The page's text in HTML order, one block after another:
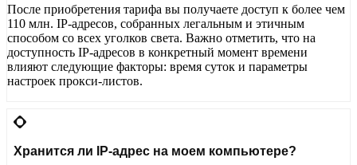
После приобретения тарифа вы получаете доступ к более чем
110 млн. IP-адресов, собранных легальным и этичным
способом со всех уголков света. Важно отметить, что на
доступность IP-адресов в конкретный момент времени
влияют следующие факторы: время суток и параметры
настроек прокси-листов.
Хранится ли IP-адрес на моем компьютере?